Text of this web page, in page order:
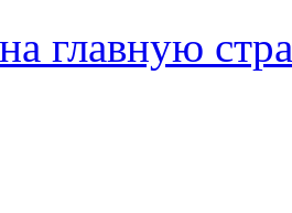
главную